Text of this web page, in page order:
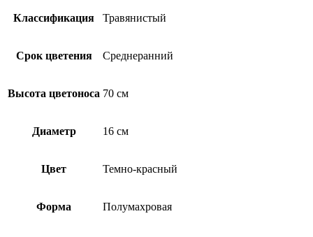
Классификация Травянистый
Срок цветения Среднеранний
Высота цветоноса 70 см
Диаметр 16 см
Цвет Темно-красный
Форма Полумахровая